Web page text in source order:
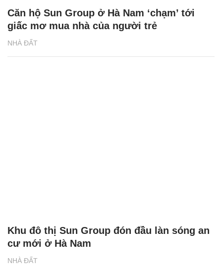
NHÀ ĐẤT
Căn hộ Sun Group ở Hà Nam ‘chạm’ tới
giấc mơ mua nhà của người trẻ
NHÀ ĐẤT
Khu đô thị Sun Group đón đầu làn sóng an
cư mới ở Hà Nam